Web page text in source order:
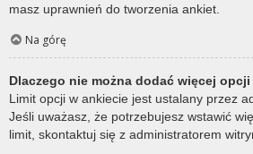
masz uprawnień do tworzenia ankiet.
Na górę
Dlaczego nie można dodać więcej
Limit opcji w ankiecie jest ustalany przez
Jeśli uważasz, że potrzebujesz wstawić
limit, skontaktuj się z administratorem